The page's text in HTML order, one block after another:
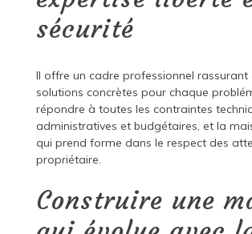
sécurité
Il offre un cadre professionnel rassurant
solutions concrètes pour chaque
répondre à toutes les contraintes
administratives et budgétaires, et la
qui prend forme dans le respect des
propriétaire.
Construire une